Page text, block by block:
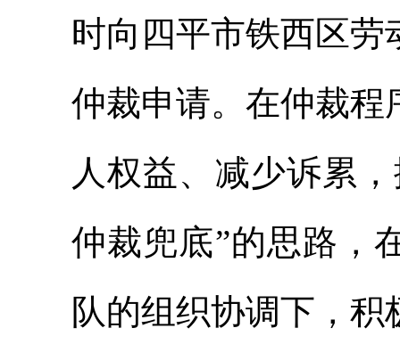
时向四平市铁西区
仲裁申请。在仲裁程
人权益、减少诉累
仲裁兜底”的思路，
队的组织协调下，